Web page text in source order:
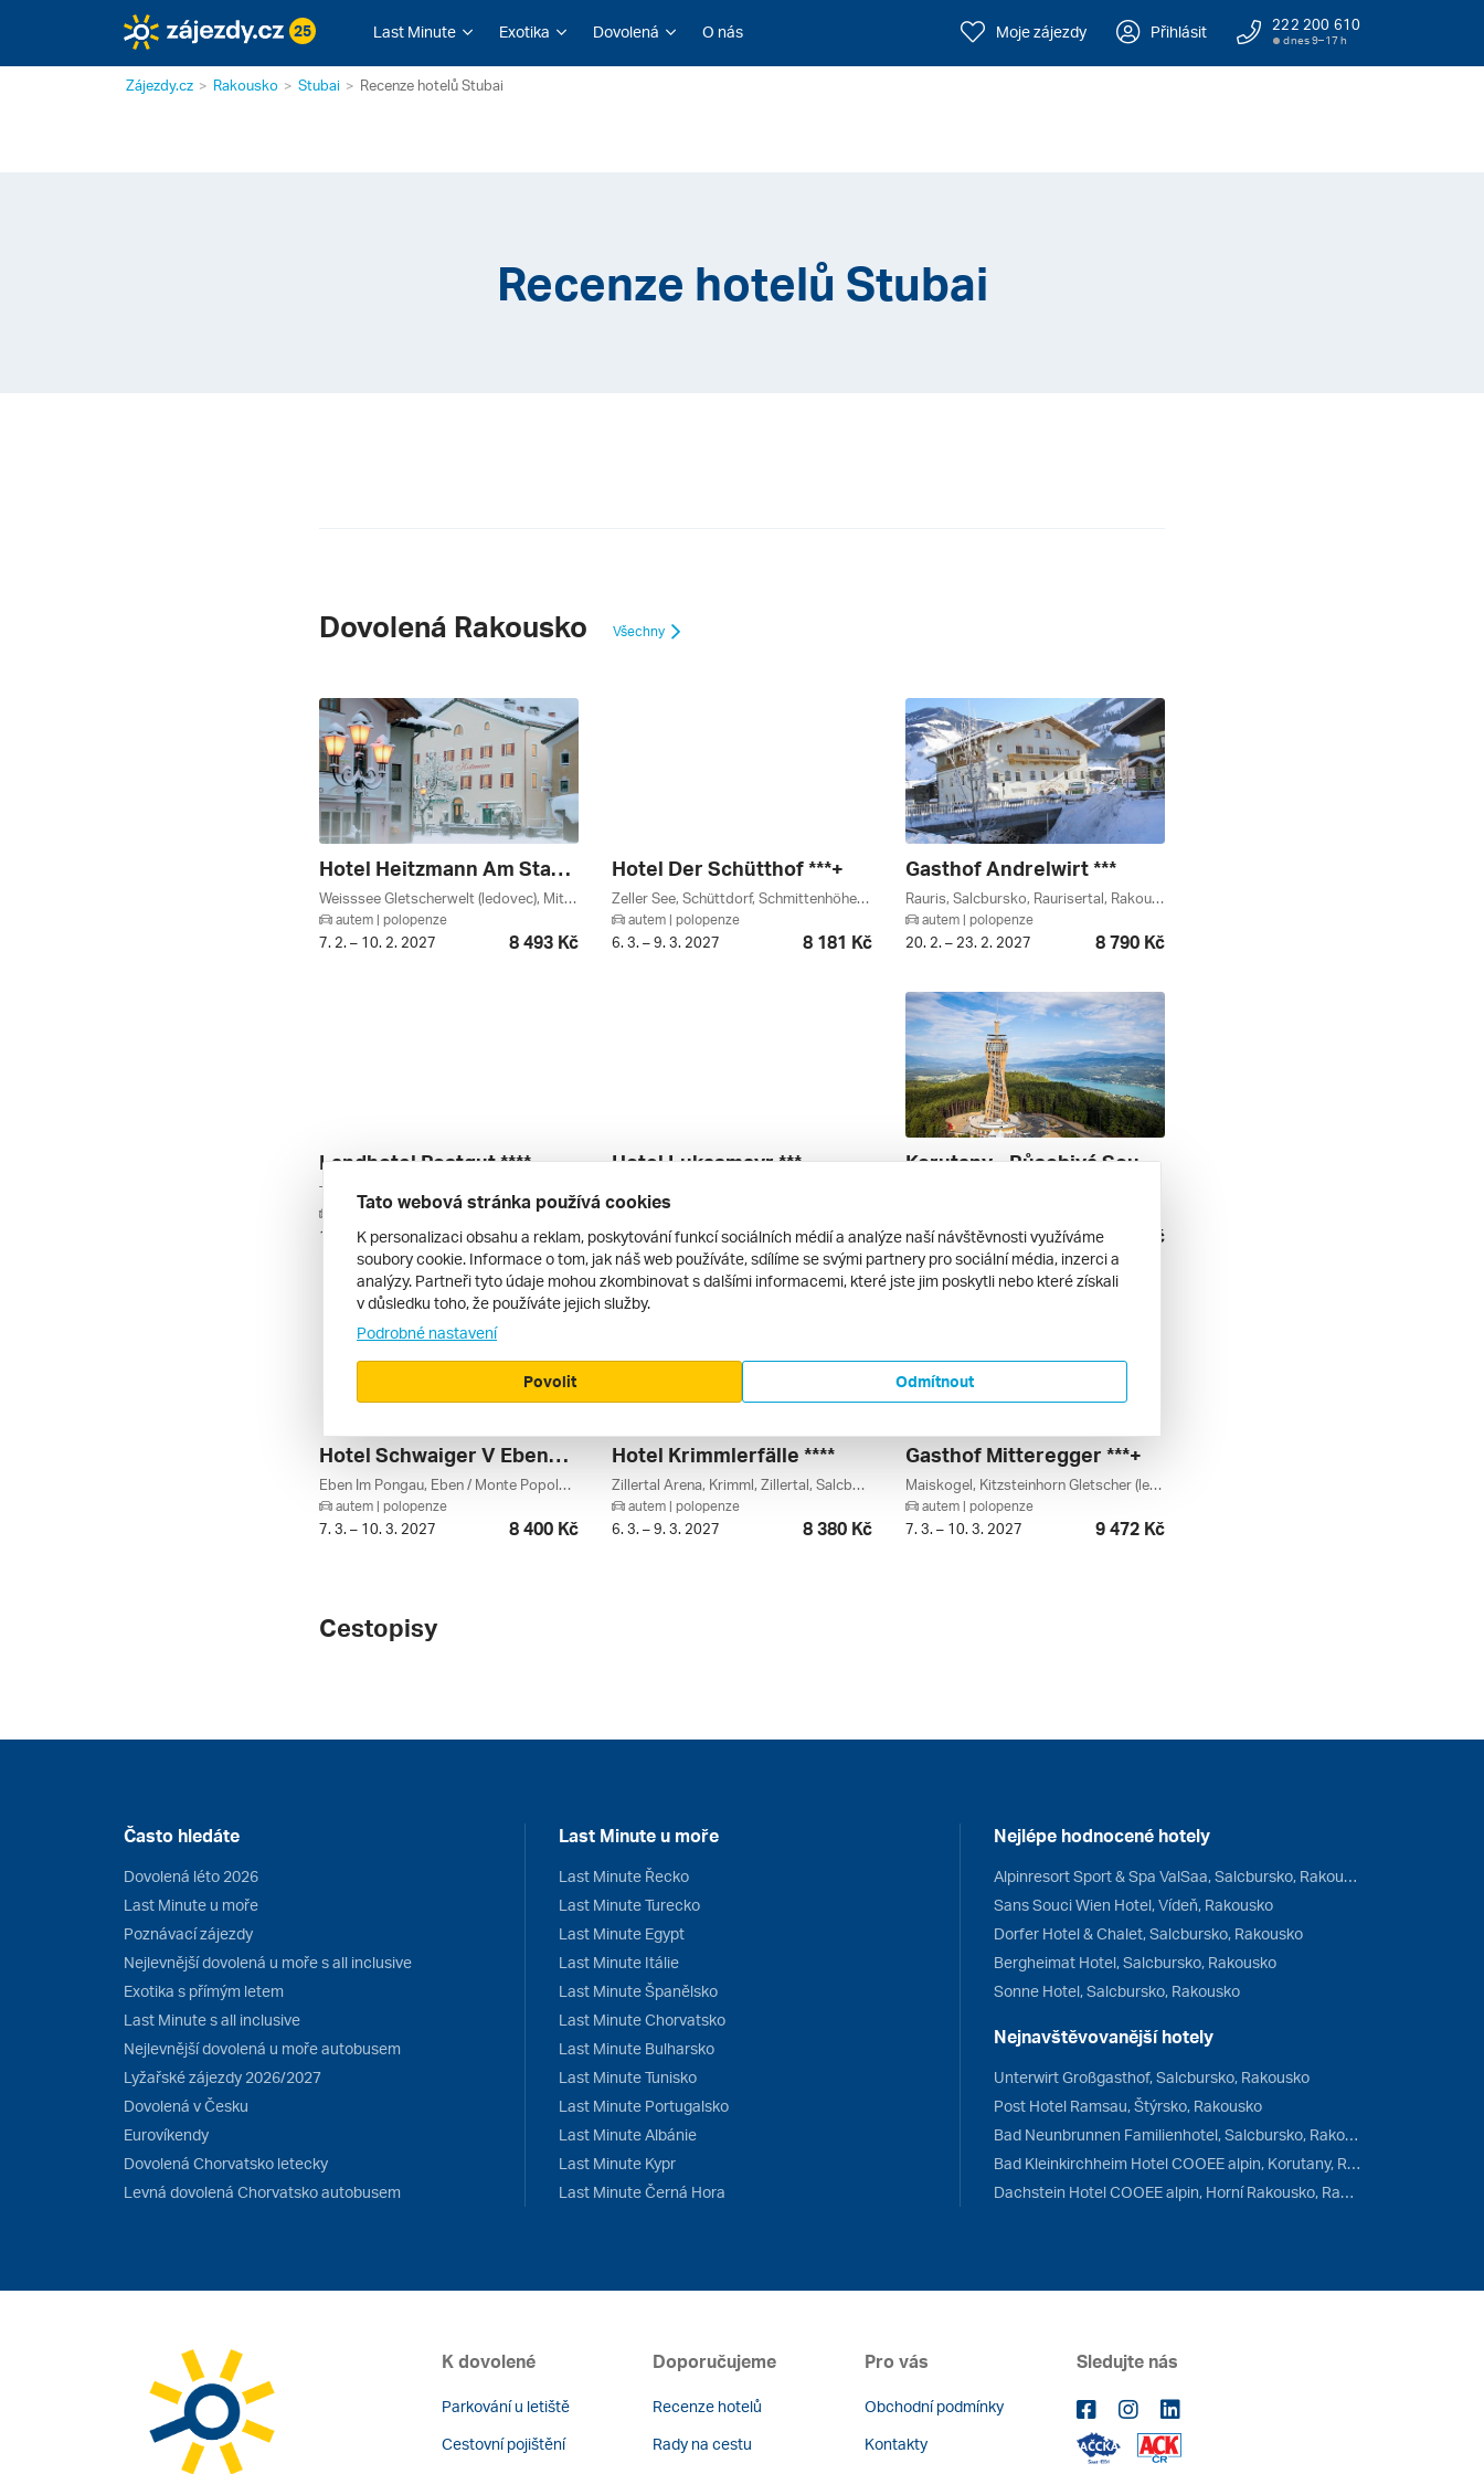
25 Last Minute Exotika Dovolená O nás Moje zájezdy Přihlásit 222 200 610
dnes 9–17 h
Zájezdy.cz Rakousko Stubai Recenze hotelů Stubai
Recenze hotelů Stubai
Dovolená Rakousko Všechny
Hotel Heitzmann Am Stadtplatz ***
Weisssee Gletscherwelt (ledovec), Mittersill / Pass Thurn, Mittersill, Salcbursko, Rakouské Ledovce, Oberpinzgau, Rakousko
autem | polopenze
7. 2. – 10. 2. 2027 8 493 Kč
Hotel Der Schütthof ***+
Zeller See, Schüttdorf, Schmittenhöhe, Maiskogel, Zell Am See, Salcbursko, Rakouská Jezera, Kaprun / Zell Am See, Rakousko
autem | polopenze
6. 3. – 9. 3. 2027 8 181 Kč
Gasthof Andrelwirt ***
Rauris, Salcbursko, Raurisertal, Rakousko
autem | polopenze
20. 2. – 23. 2. 2027 8 790 Kč
Landhotel Postgut ****
Tweng, Obertauern, Fanningberg, Salcbursko, Lungau / Obertauern, Rakousko
autem | polopenze
10. 3. – 13. 3. 2027 6 926 Kč
Hotel Lukasmayr ***
autem | polopenze
6. 3. – 9. 3. 2027 8 059 Kč
Korutany - Působivá Souhra Hor A Jezer
13. 9. – 17. 9. 2026 12 390 Kč
Hotel Schwaiger V Ebenu ***
Eben Im Pongau, Eben / Monte Popolo, Ski Amadé, Salzburger Sportwelt Amadé, Salcbursko, Rakousko
autem | polopenze
7. 3. – 10. 3. 2027 8 400 Kč
Hotel Krimmlerfälle ****
Zillertal Arena, Krimml, Zillertal, Salcbursko, Oberpinzgau, Rakousko
autem | polopenze
6. 3. – 9. 3. 2027 8 380 Kč
Gasthof Mitteregger ***+
Maiskogel, Kitzsteinhorn Gletscher (ledovec), Kaprun, Zell Am See, Salcbursko, Rakouské Termály, Rakouské Ledovce, Kaprun / Zell Am See, Rakousko
autem | polopenze
7. 3. – 10. 3. 2027 9 472 Kč
Cestopisy
Často hledáte
Dovolená léto 2026
Last Minute u moře
Poznávací zájezdy
Nejlevnější dovolená u moře s all inclusive
Exotika s přímým letem
Last Minute s all inclusive
Nejlevnější dovolená u moře autobusem
Lyžařské zájezdy 2026/2027
Dovolená v Česku
Eurovíkendy
Dovolená Chorvatsko letecky
Levná dovolená Chorvatsko autobusem
Last Minute u moře
Last Minute Řecko
Last Minute Turecko
Last Minute Egypt
Last Minute Itálie
Last Minute Španělsko
Last Minute Chorvatsko
Last Minute Bulharsko
Last Minute Tunisko
Last Minute Portugalsko
Last Minute Albánie
Last Minute Kypr
Last Minute Černá Hora
Nejlépe hodnocené hotely
Alpinresort Sport & Spa ValSaa, Salcbursko, Rakousko
Sans Souci Wien Hotel, Vídeň, Rakousko
Dorfer Hotel & Chalet, Salcbursko, Rakousko
Bergheimat Hotel, Salcbursko, Rakousko
Sonne Hotel, Salcbursko, Rakousko
Nejnavštěvovanější hotely
Unterwirt Großgasthof, Salcbursko, Rakousko
Post Hotel Ramsau, Štýrsko, Rakousko
Bad Neunbrunnen Familienhotel, Salcbursko, Rakousko
Bad Kleinkirchheim Hotel COOEE alpin, Korutany, Rakousko
Dachstein Hotel COOEE alpin, Horní Rakousko, Rakousko
K dovolené
Parkování u letiště
Cestovní pojištění
Doporučujeme
Recenze hotelů
Rady na cestu
Pro vás
Obchodní podmínky
Kontakty
Sledujte nás
Tato webová stránka používá cookies
K personalizaci obsahu a reklam, poskytování funkcí sociálních médií a analýze naší návštěvnosti využíváme
soubory cookie. Informace o tom, jak náš web používáte, sdílíme se svými partnery pro sociální média, inzerci a
analýzy. Partneři tyto údaje mohou zkombinovat s dalšími informacemi, které jste jim poskytli nebo které získali
v důsledku toho, že používáte jejich služby.
Podrobné nastavení
Odmítnout
Povolit